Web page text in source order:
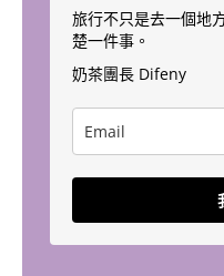
旅行不只是去一個地
楚一件事。
奶茶團長 Difeny